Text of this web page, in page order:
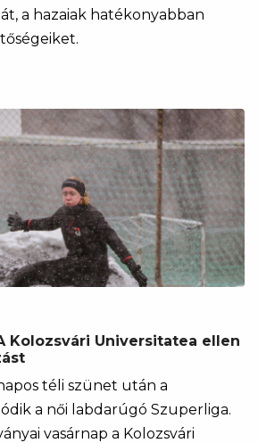
a hazaiak hatékonyabban
Kolozsvári Universitatea ellen
téli szünet után a
a női labdarúgó Szuperliga.
vasárnap a Kolozsvári